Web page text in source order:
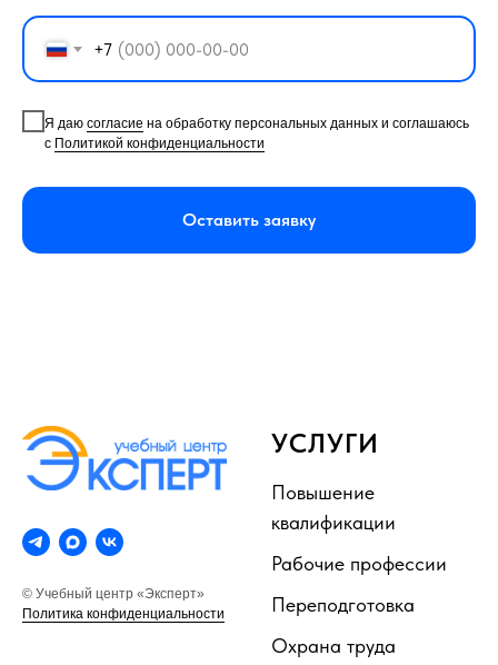
+7
Я даю согласие на обработку персональных данных и соглашаюсь
с Политикой конфиденциальности
Оставить заявку
© Учебный центр «Эксперт»
Политика конфиденциальности
УСЛУГИ
Повышение
квалификации
Рабочие профессии
Переподготовка
Охрана труда